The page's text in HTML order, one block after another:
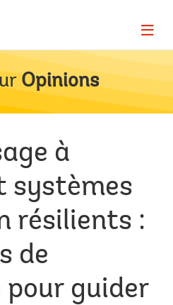
Page
Opinions
à
systèmes
résilients :
de
pour guider